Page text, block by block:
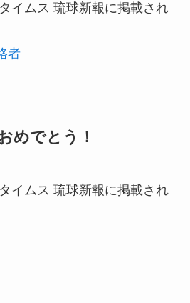
イムス 琉球新報に掲載され
者
めでとう！
イムス 琉球新報に掲載され